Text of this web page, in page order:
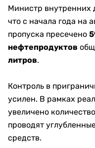
Министр внутренних
что с начала года на
пропуска пресечено
нефтепродуктов
литров.
Контроль в
усилен. В рамках
увеличено
проводят
средств.